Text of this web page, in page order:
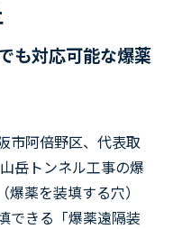
も対応可能な爆薬
市阿倍野区、代表取
岳トンネル工事の爆
薬を装填する穴）
できる「爆薬遠隔装